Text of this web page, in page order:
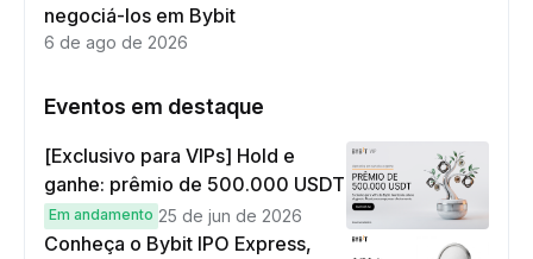
negociá-los em Bybit
6 de ago de 2026
Eventos em destaque
[Exclusivo para VIPs] Hold e
ganhe: prêmio de 500.000 USDT
Em andamento 25 de jun de 2026
Conheça o Bybit IPO Express,